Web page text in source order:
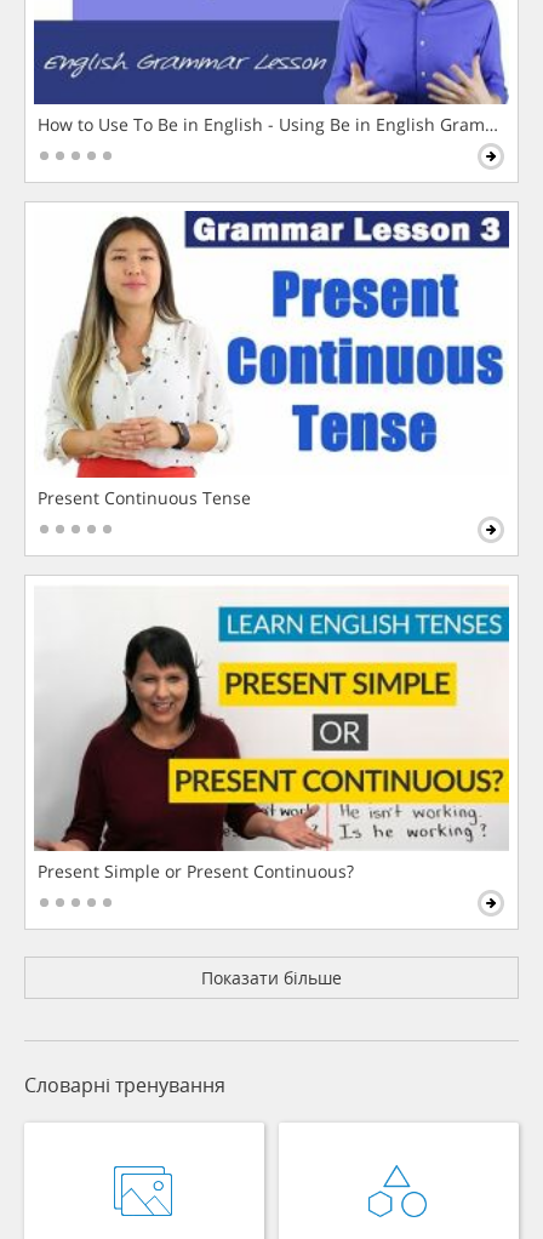
How to Use To Be in English - Using Be in English Grammar
Present Continuous Tense
Present Simple or Present Continuous?
Показати більше
Словарні тренування